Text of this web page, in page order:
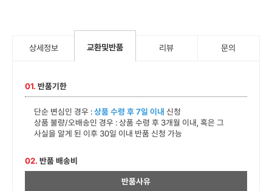
상세정보 교환및반품 리뷰 문의
01. 반품기한
단순 변심인 경우 :상품 수령 후 7일 이내 신청
상품 불량/오배송인 경우 : 상품 수령 후 3개월 이내, 혹은 그
사실을 알게 된 이후 30일 이내 반품 신청 가능
02. 반품 배송비
반품사유